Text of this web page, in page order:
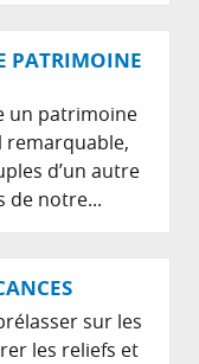
PATRIMOINE
un patrimoine
d’un autre
de notre...
sur les
les reliefs et